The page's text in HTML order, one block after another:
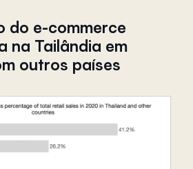
do e-commerce
na Tailândia em
outros países